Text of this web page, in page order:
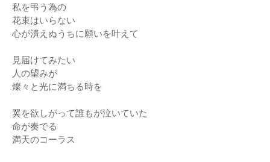
私を弔う為の
花束はいらない
心が潰えぬうちに願いを叶えて
見届けてみたい
人の望みが
燦々と光に満ちる時を
翼を欲しがって誰もが泣いていた
命が奏でる
満天のコーラス